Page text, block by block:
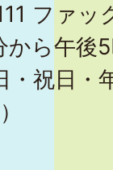
ファ
から午後
・祝日・